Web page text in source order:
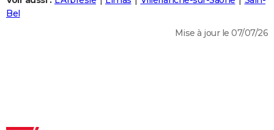
Destinations
City break
Voyage nature
Voyage de noces
Forum
Climat
+
PHOTO
Bel
Mise à jour le 07/07/26